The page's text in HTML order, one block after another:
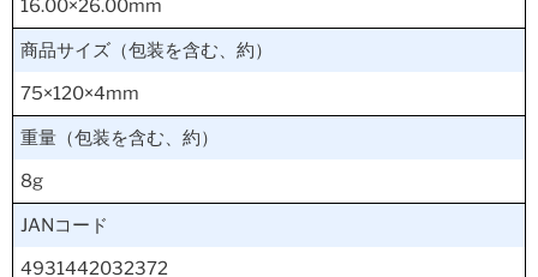
16.00×26.00mm
商品サイズ（包装を含む、約）
75×120×4mm
重量（包装を含む、約）
8g
JANコード
4931442032372